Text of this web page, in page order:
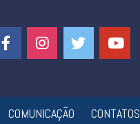
COMUNICAÇÃO CONTATOS